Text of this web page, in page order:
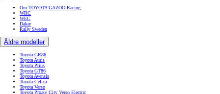
Om TOYOTA GAZOO Racing
WRC
WEC
Dakar
Rally Sweden
Äldre modeller
Toyota GR86
Toyota Auris
Toyota Prius
Toyota GT86
Toyota Avensis
Toyota Celica
Toyota Verso
Toyota Proace City Verso Electric